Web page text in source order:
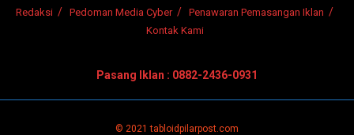
Redaksi Pedoman Media Cyber
Penawaran Pemasangan Iklan
Kontak Kami
Pasang Iklan : 0882-2436-0931
© 2021 tabloidpilarpost.com